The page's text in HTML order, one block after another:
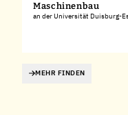
Maschinenbau
an der Universität Duisburg-
MEHR FINDEN